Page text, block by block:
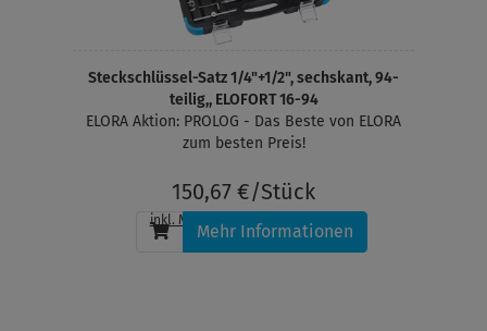
Steckschlüssel-Satz 1/4"+1/2", sechskant, 94-
teilig,, ELOFORT 16-94
ELORA Aktion: PROLOG - Das Beste von ELORA
zum besten Preis!
150,67 €/Stück
inkl. MwSt. , zzgl. Versandkosten
Mehr Informationen